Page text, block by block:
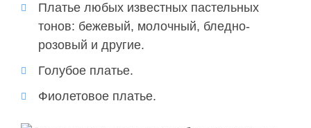
Платье любых известных пастельных
тонов: бежевый, молочный, бледно-
розовый и другие.
Голубое платье.
Фиолетовое платье.